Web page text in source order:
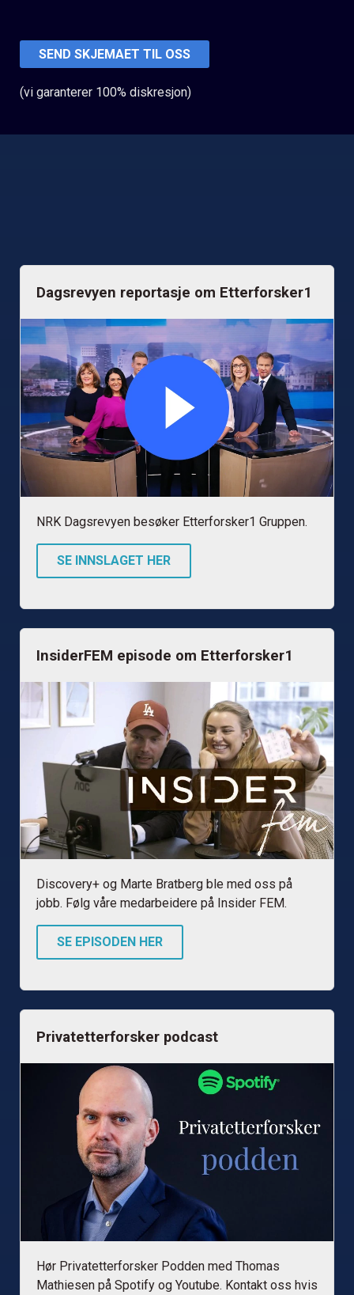
(vi garanterer 100% diskresjon)
Dagsrevyen reportasje om Etterforsker1
NRK Dagsrevyen besøker Etterforsker1 Gruppen.
SE INNSLAGET HER
InsiderFEM episode om Etterforsker1
Discovery+ og Marte Bratberg ble med oss på
jobb. Følg våre medarbeidere på Insider FEM.
SE EPISODEN HER
Privatetterforsker podcast
Hør Privatetterforsker Podden med Thomas
Mathiesen på Spotify og Youtube. Kontakt oss hvis